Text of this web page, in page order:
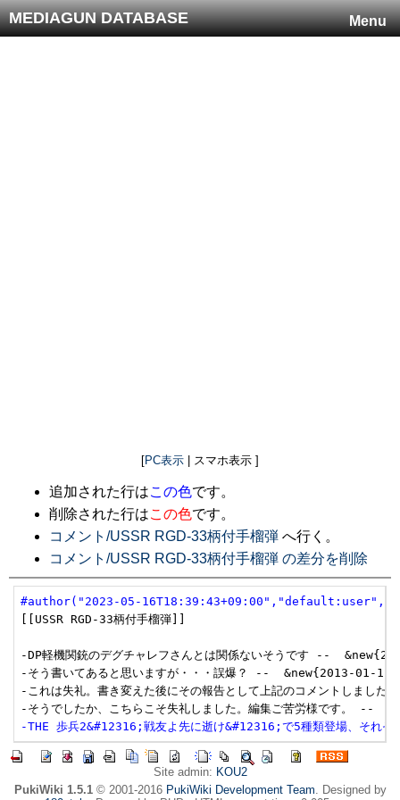
Menu
MEDIAGUN DATABASE
[PC表示 | スマホ表示 ]
追加された行はこの色です。
削除された行はこの色です。
コメント/USSR RGD-33柄付手榴弾 へ行く。
コメント/USSR RGD-33柄付手榴弾 の差分を削除
#author("2023-05-
[[USSR RGD-33柄付手榴弾]]
-DP軽機関銃のデグチャレフさんとは関係ないそうです --
-そう書いてあると思いますが・・・誤爆？ --  &new{2013-
-これは失礼。書き変えた後にその報告として上記のコメントし
-THE 歩兵2&#12316;戦友よ先に逝け&#12316;で5種類登場、それ
Site admin: KOU2
PukiWiki 1.5.1© 2001-2016 PukiWiki Development Team. Designed by